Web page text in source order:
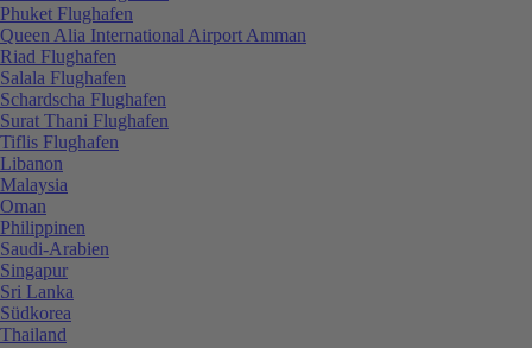
Phuket Flughafen
Queen Alia International Airport Amman
Riad Flughafen
Salala Flughafen
Schardscha Flughafen
Surat Thani Flughafen
Tiflis Flughafen
Libanon
Malaysia
Oman
Philippinen
Saudi-Arabien
Singapur
Sri Lanka
Südkorea
Thailand